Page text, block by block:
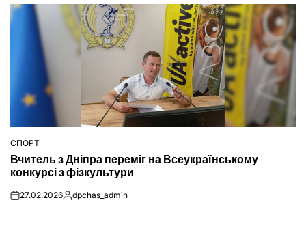
ОПУБЛІКУВАТИ
У
СПОРТ
Вчитель з Дніпра переміг на Всеукраїнському
конкурсі з фізкультури
on27.02.2026Опубліковано
dpchas_admin